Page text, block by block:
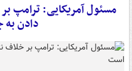
مسئول آمریکایی: ترامپ بر
دادن